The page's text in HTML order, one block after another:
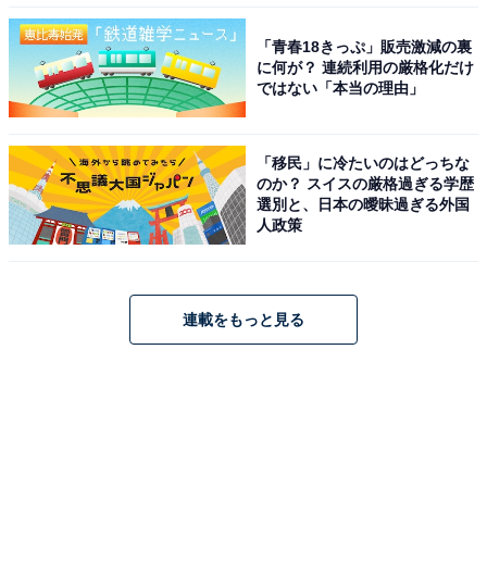
「青春18きっぷ」販売激減の裏
に何が？ 連続利用の厳格化だけ
ではない「本当の理由」
「移民」に冷たいのはどっちな
のか？ スイスの厳格過ぎる学歴
選別と、日本の曖昧過ぎる外国
人政策
連載をもっと見る